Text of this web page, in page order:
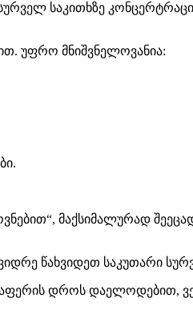
საკითხზე
უფრო მნიშვნელოვანია:
მაქსიმალურად
წახვიდეთ საკუთარი
დროს დაელოდებით,